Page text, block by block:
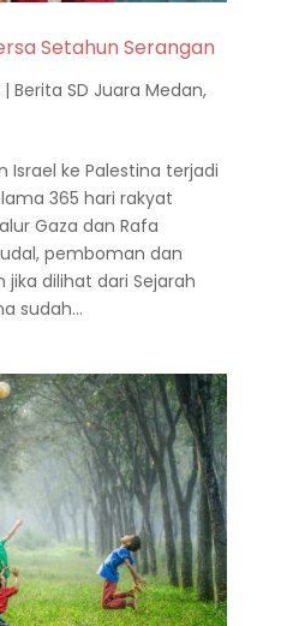
Setahun Serangan
| Berita SD Juara Medan,
Israel ke Palestina terjadi
365 hari rakyat
Gaza dan Rafa
pemboman dan
dilihat dari Sejarah
sudah...